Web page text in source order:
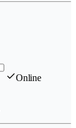
Online